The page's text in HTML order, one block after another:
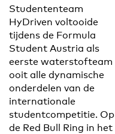
Studententeam
HyDriven voltooide
tijdens de Formula
Student Austria als
eerste waterstofteam
ooit alle dynamische
onderdelen van de
internationale
studentcompetitie. Op
de Red Bull Ring in het